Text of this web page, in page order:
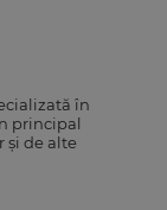
în
principal
și de alte